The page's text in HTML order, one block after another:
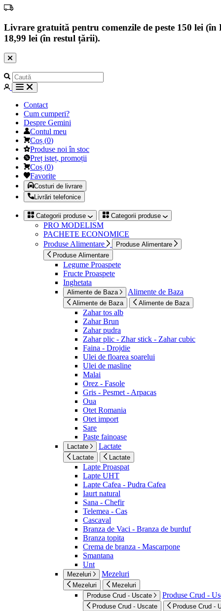
Livrare gratuită pentru comenzile de peste 150 lei
18,99 lei (în restul țării).
Contact
Cum cumperi?
Despre Gemini
Contul meu
Coș (0)
Produse noi în stoc
Preț isteț, promoții
Coș (0)
Favorite
Costuri de livrare
Livrări telefonice
Categorii produse Categorii produse
PRO MODELISM
PACHETE ECONOMICE
Produse Alimentare
Produse Alimentare
Produse Alimentare
Legume Proaspete
Fructe Proaspete
Inghetata
Alimente de Baza Alimente de Baza
Alimente de Baza Alimente de Baza
Zahar tos alb
Zahar Brun
Zahar pudra
Zahar plic - Zhar stick - Zahar cubic
Faina - Drojdie
Ulei de floarea soarelui
Ulei de masline
Malai
Orez - Fasole
Gris - Pesmet - Arpacas
Oua
Otet Romania
Otet import
Sare
Paste fainoase
Lactate Lactate
Lactate Lactate
Lapte Proaspat
Lapte UHT
Lapte Cafea - Pudra Cafea
Iaurt natural
Sana - Chefir
Telemea - Cas
Cascaval
Branza de Vaci - Branza de burduf
Branza topita
Crema de branza - Mascarpone
Smantana
Unt
Mezeluri Mezeluri
Mezeluri
Mezeluri
Produse Crud - Uscate
Produse Crud -
Produse Crud - Uscate Produse Crud -